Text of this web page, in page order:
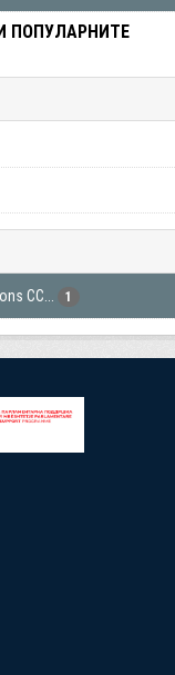
ПОПУЛАРНИТЕ
CC... 1